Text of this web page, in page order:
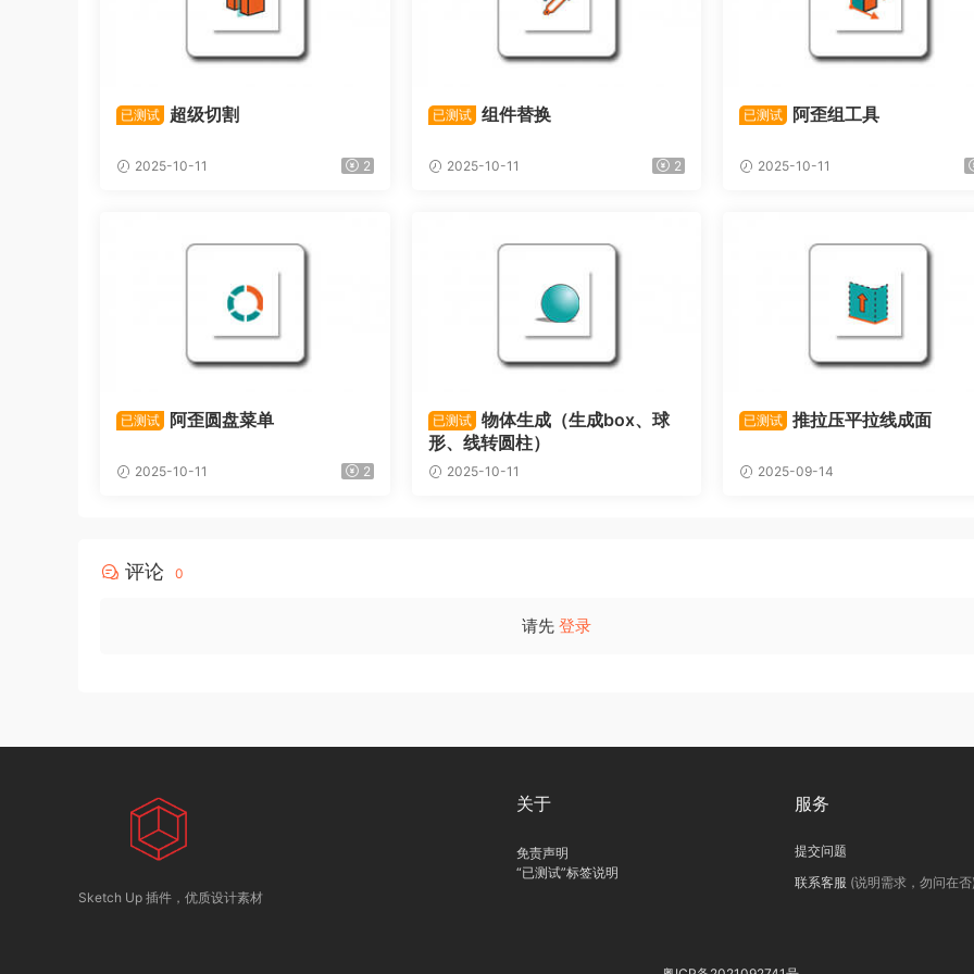
已测试 超级切割
2025-10-11 2
已测试 组件替换
2025-10-11 2
已测试 阿歪组工具
2025-10-11
已测试 阿歪圆盘菜单
2025-10-11 2
已测试
物体生成（生成box、球
形、线转圆柱）
2025-10-11
已测试 推拉压平拉线成面
2025-09-14
评论 0
请先 登录
Sketch Up 插件，优质设计素材
关于
免责声明
“已测试”标签说明
服务
提交问题
联系客服 (说明需求，勿问在否